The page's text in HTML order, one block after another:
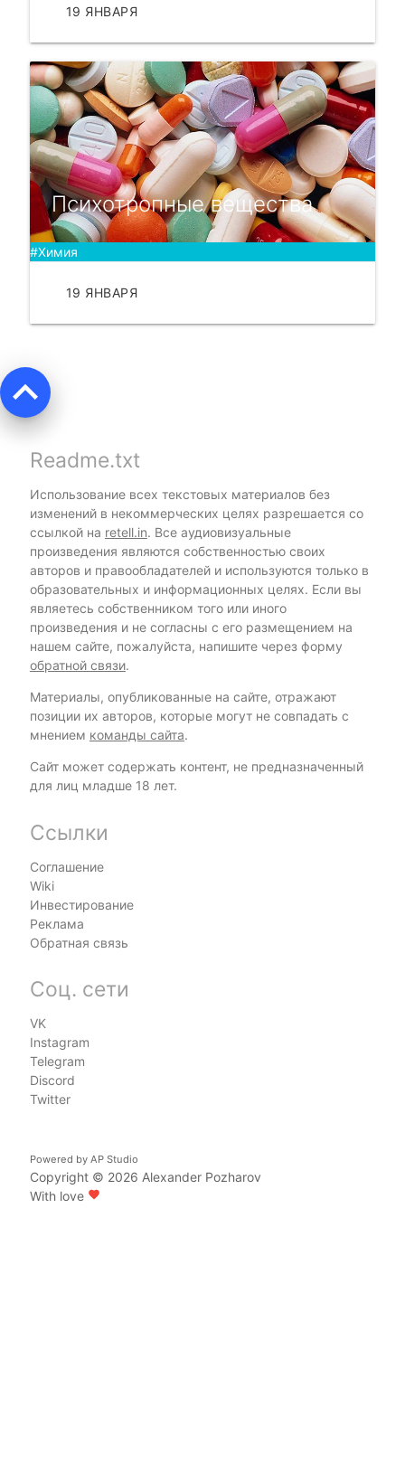
19 ЯНВАРЯ
Психотропные вещества
#Химия
19 ЯНВАРЯ
keyboard_arrow_up
Readme.txt
Использование всех текстовых материалов без
изменений в некоммерческих целях разрешается со
ссылкой на retell.in. Все аудиовизуальные
произведения являются собственностью своих
авторов и правообладателей и используются только в
образовательных и информационных целях. Если вы
являетесь собственником того или иного
произведения и не согласны с его размещением на
нашем сайте, пожалуйста, напишите через форму
обратной связи.
Материалы, опубликованные на сайте, отражают
позиции их авторов, которые могут не совпадать с
мнением команды сайта.
Сайт может содержать контент, не предназначенный
для лиц младше 18 лет.
Ссылки
Соглашение
Wiki
Инвестирование
Реклама
Обратная связь
Соц. сети
VK
Instagram
Telegram
Discord
Twitter
Powered by AP Studio
Copyright © 2026 Alexander Pozharov
With love favorite